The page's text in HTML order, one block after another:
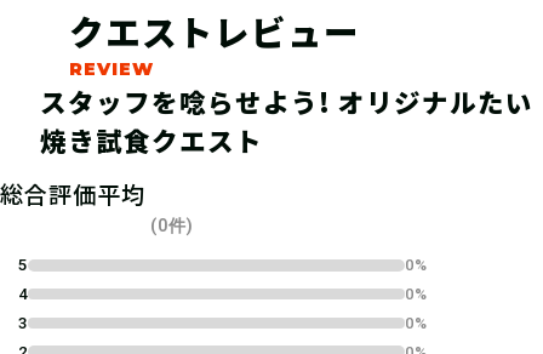
ステップ4
指定の受付場所で、スタッフにクエス
トチケットを見せよう！
クエストレビュー
スタッフを唸らせよう! オリジナルたい
焼き試食クエスト
総合評価平均
(0件)
5
0%
4
0%
3
0%